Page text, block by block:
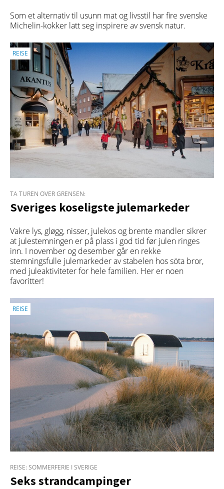
Som et alternativ til usunn mat og livsstil har fire svenske
Michelin-kokker latt seg inspirere av svensk natur.
REISE
TA TUREN OVER GRENSEN:
Sveriges koseligste julemarkeder
Vakre lys, gløgg, nisser, julekos og brente mandler sikrer
at julestemningen er på plass i god tid før julen ringes
inn. I november og desember går en rekke
stemningsfulle julemarkeder av stabelen hos söta bror,
med juleaktiviteter for hele familien. Her er noen
favoritter!
REISE
REISE: SOMMERFERIE I SVERIGE
Seks strandcampinger